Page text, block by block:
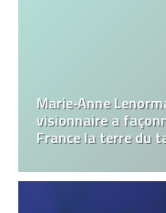
Marie‑Anne
visionnaire a
France la terre du